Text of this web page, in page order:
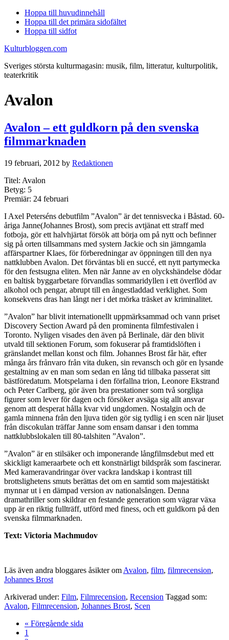
Hoppa till huvudinnehåll
Hoppa till det primära sidofältet
Hoppa till sidfot
Kulturbloggen.com
Sveriges största kulturmagasin: musik, film, litteratur, kulturpolitik,
teaterkritik
Avalon
Avalon – ett guldkorn på den svenska
filmmarknaden
19 februari, 2012 by Redaktionen
Titel: Avalon
Betyg: 5
Premiär: 24 februari
I Axel Peterséns debutfilm ”Avalon” är det tennisvecka i Båstad. 60-
åriga Janne(Johannes Brost), som precis avtjänat ett straff med
fotboja, gör ett halvhjärtat försök att börja om på nytt och befinner
sig på orten tillsammans med systern Jackie och sin jämngamla
affärspartner Klaes, för förberedningar av öppningen till den nya
nattklubben Avalon. Det förväntas bli en succé, ett nytt partymecka
för den festsugna eliten. Men när Janne av en olyckshändelse dödar
en baltisk byggarbetare förvandlas sommaridyllen i ett överflöd av
alkohol och pengar, abrupt till en ångestladdad verklighet. Som
konsekvens dras han långt ner i det mörka träsket av kriminalitet.
”Avalon” har blivit internationellt uppmärksammad och vann priset
Discovery Section Award på den prominenta filmfestivalen i
Toronto. Nyligen visades den även på Berlinale, där den blivit
utvald till sektionen Forum, som fokuserar på framtidslöften i
gränslandet mellan konst och film. Johannes Brost får här, efter
många års frånvaro från vita duken, sin revansch och gör en lysande
gestaltning av en man som sedan en lång tid tillbaka passerat sitt
bästföredatum. Motspelarna i den förfallna trion, Leonore Ekstrand
och Peter Carlberg, gör även bra prestationer som två sorgliga
figurer som lever för dagen och försöker avsäga sig allt ansvar
genom att desperat hålla kvar vid ungdomen. Nostalgin och de
gamla minnena från den ljuva tiden gör sig tydlig i en scen när ljuset
från discokulan träffar Janne som ensam dansar i den tomma
nattklubbslokalen till 80-talshiten ”Avalon”.
”Avalon” är en stilsäker och imponerande långfilmsdebut med ett
skickligt kameraarbete och ett konstnärligt bildspråk som fascinerar.
Med kameravandringar över vackra landskap i kontrast till
brottslighetens smuts berättas det om en samtid som majestätiskt
mynnar ut i en dämpad version av nationalsången. Denna
dramathriller som skildrar en festande generation som vägrar växa
upp är en riktig fullträff, utförd med finess, och ett guldkorn på den
svenska filmmarknaden.
Text: Victoria Machmudov
Läs även andra bloggares åsikter om Avalon, film, filmrecension,
Johannes Brost
Arkiverad under: Film, Filmrecension, Recension Taggad som:
Avalon, Filmrecension, Johannes Brost, Scen
« Go
Föregående sida
Sida
1